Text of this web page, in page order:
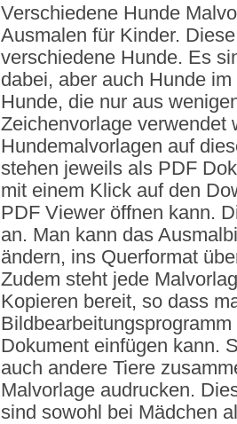
Verschiedene Hunde
Ausmalen für Kinder.
verschiedene Hunde. Es
dabei, aber auch Hunde
Hunde, die nur aus
Zeichenvorlage verwendet
Hundemalvorlagen auf
stehen jeweils als PDF
mit einem Klick auf den
PDF Viewer öffnen kann.
an. Man kann das
ändern, ins Querformat
Zudem steht jede
Kopieren bereit, so dass
Dokument einfügen kann.
auch andere Tiere
Malvorlage audrucken.
sind sowohl bei Mädchen